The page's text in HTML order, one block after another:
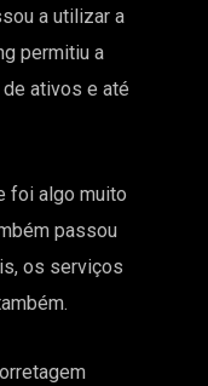
a utilizar a
permitiu a
ativos e até
foi algo muito
passou
os serviços